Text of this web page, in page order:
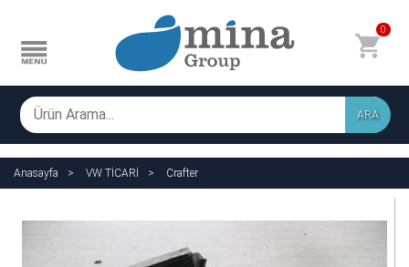
0
ARA
Anasayfa VW TİCARİ Crafter